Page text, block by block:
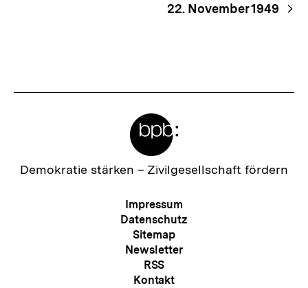
22. November 1949
Zur
Demokratie stärken – Zivilgesellschaft fördern
Meta-
Navigation
Impressum
Datenschutz
Sitemap
Newsletter
RSS
Kontakt